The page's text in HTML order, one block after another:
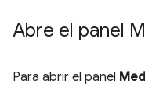
Abre el panel
Para abrir el panel